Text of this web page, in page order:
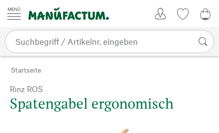
Zum Inhalt springen
Startseite
Rinz ROS
Spatengabel ergonomisch